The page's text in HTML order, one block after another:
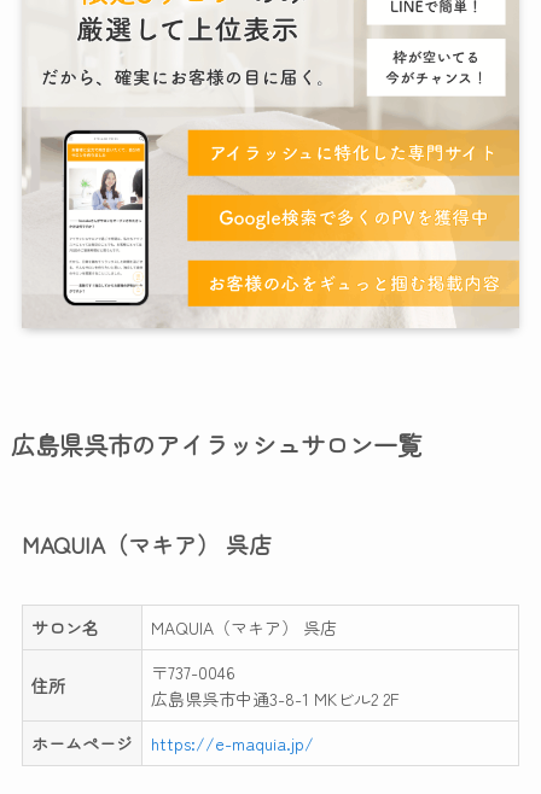
広島県呉市のアイラッシュサロン一覧
MAQUIA（マキア） 呉店
サロン名 MAQUIA（マキア） 呉店
住所
〒737-0046
広島県呉市中通3-8-1 MKビル2 2F
ホームページ
https://e-maquia.jp/